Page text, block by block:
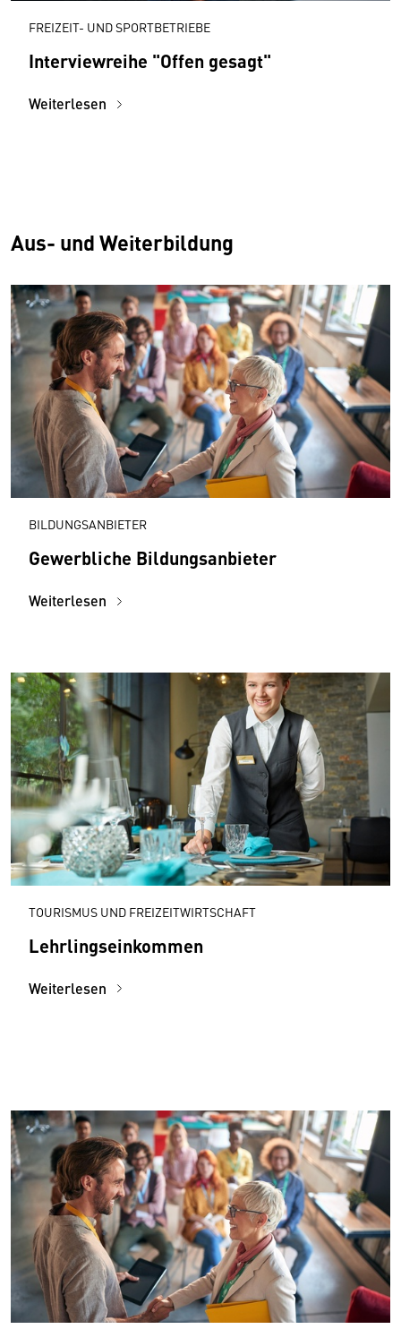
FREIZEIT- UND SPORTBETRIEBE
Interviewreihe "Offen gesagt"
Weiterlesen
Aus- und Weiterbildung
BILDUNGSANBIETER
Gewerbliche Bildungsanbieter
Weiterlesen
TOURISMUS UND FREIZEITWIRTSCHAFT
Lehrlingseinkommen
Weiterlesen